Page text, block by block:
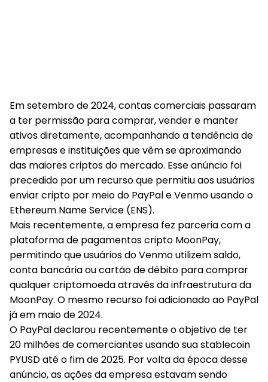
Em setembro de 2024, contas comerciais passaram
a ter permissão para comprar, vender e manter
ativos diretamente, acompanhando a tendência de
empresas e instituições que vêm se aproximando
das maiores criptos do mercado. Esse anúncio foi
precedido por um recurso que permitiu aos usuários
enviar cripto por meio do PayPal e Venmo usando o
Ethereum Name Service (ENS).
Mais recentemente, a empresa fez parceria com a
plataforma de pagamentos cripto MoonPay,
permitindo que usuários do Venmo utilizem saldo,
conta bancária ou cartão de débito para comprar
qualquer criptomoeda através da infraestrutura da
MoonPay. O mesmo recurso foi adicionado ao PayPal
já em maio de 2024.
O PayPal declarou recentemente o objetivo de ter
20 milhões de comerciantes usando sua stablecoin
PYUSD até o fim de 2025. Por volta da época desse
anúncio, as ações da empresa estavam sendo